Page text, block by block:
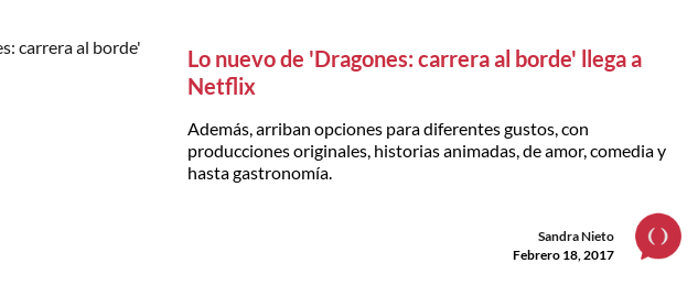
Lo nuevo de 'Dragones: carrera al borde' llega a
Netflix
Además, arriban opciones para diferentes gustos, con
producciones originales, historias animadas, de amor, comedia y
hasta gastronomía.
Sandra Nieto
Febrero 18, 2017